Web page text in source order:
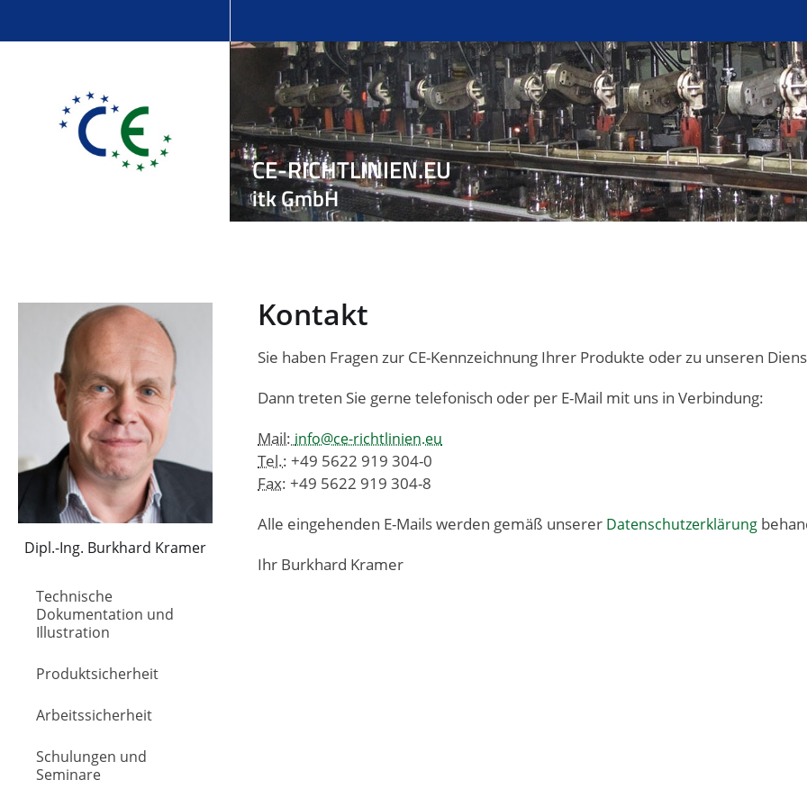
CE-RICHTLINIEN.EU
itk GmbH
Dipl.-Ing. Burkhard Kramer
Technische
Dokumentation und
Illustration
Produktsicherheit
Arbeitssicherheit
Schulungen und
Seminare
Kontakt
Sie haben Fragen zur CE-Kennzeichnung Ihrer Produkte oder zu unseren
Dann treten Sie gerne telefonisch oder per E-Mail mit uns in Verbindung:
Mail: info@ce-richtlinien.eu
Tel.: +49 5622 919 304-0
Fax: +49 5622 919 304-8
Alle eingehenden E-Mails werden gemäß unserer Datenschutzerklärung
Ihr Burkhard Kramer